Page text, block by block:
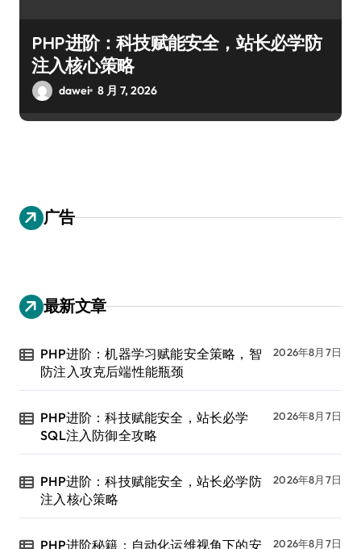
PHP进阶：科技赋能安全，站长必学防
注入核心策略
dawei 8 月 7, 2026
广告
最新文章
PHP进阶：机器学习赋能安全策略，智
防注入攻克后端性能瓶颈
2026年8月7日
PHP进阶：科技赋能安全，站长必学
SQL注入防御全攻略
2026年8月7日
PHP进阶：科技赋能安全，站长必学防
注入核心策略
2026年8月7日
PHP进阶秘籍：自动化运维视角下的安 2026年8月7日